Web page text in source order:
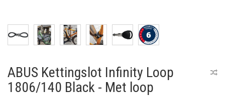
ABUS Kettingslot Infinity Loop
1806/140 Black - Met loop